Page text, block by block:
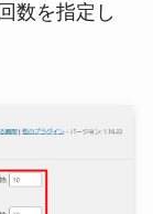
数を指定し